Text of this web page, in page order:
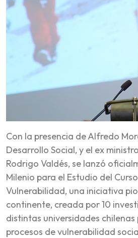
Con la presencia de Alfredo
Desarrollo Social, y el ex
Rodrigo Valdés, se lanzó
Milenio para el Estudio del
Vulnerabilidad, una iniciativa
continente, creada por 10
distintas universidades chilenas
procesos de vulnerabilidad